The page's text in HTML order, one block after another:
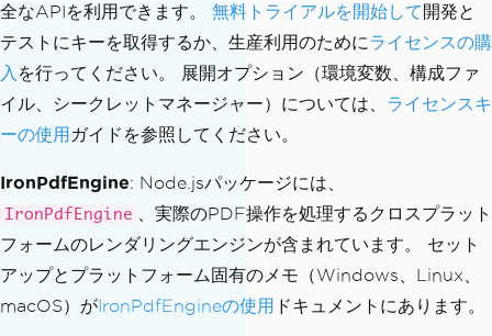
全なAPIを利用できます。 無料トライアルを開始して 開発と
テストにキーを取得するか、生産利用のためにライセンスの購
入 を行ってください。 展開オプション（環境変数、構成ファ
イル、シークレットマネージャー）については、 ライセンスキ
ーの使用 ガイドを参照してください。
IronPdfEngine: Node.jsパッケージには、
IronPdfEngine
、実際のPDF操作を処理するクロスプラット
フォームのレンダリングエンジンが含まれています。 セット
アップとプラットフォーム固有のメモ（Windows、Linux、
macOS）がIronPdfEngineの使用 ドキュメントにあります。